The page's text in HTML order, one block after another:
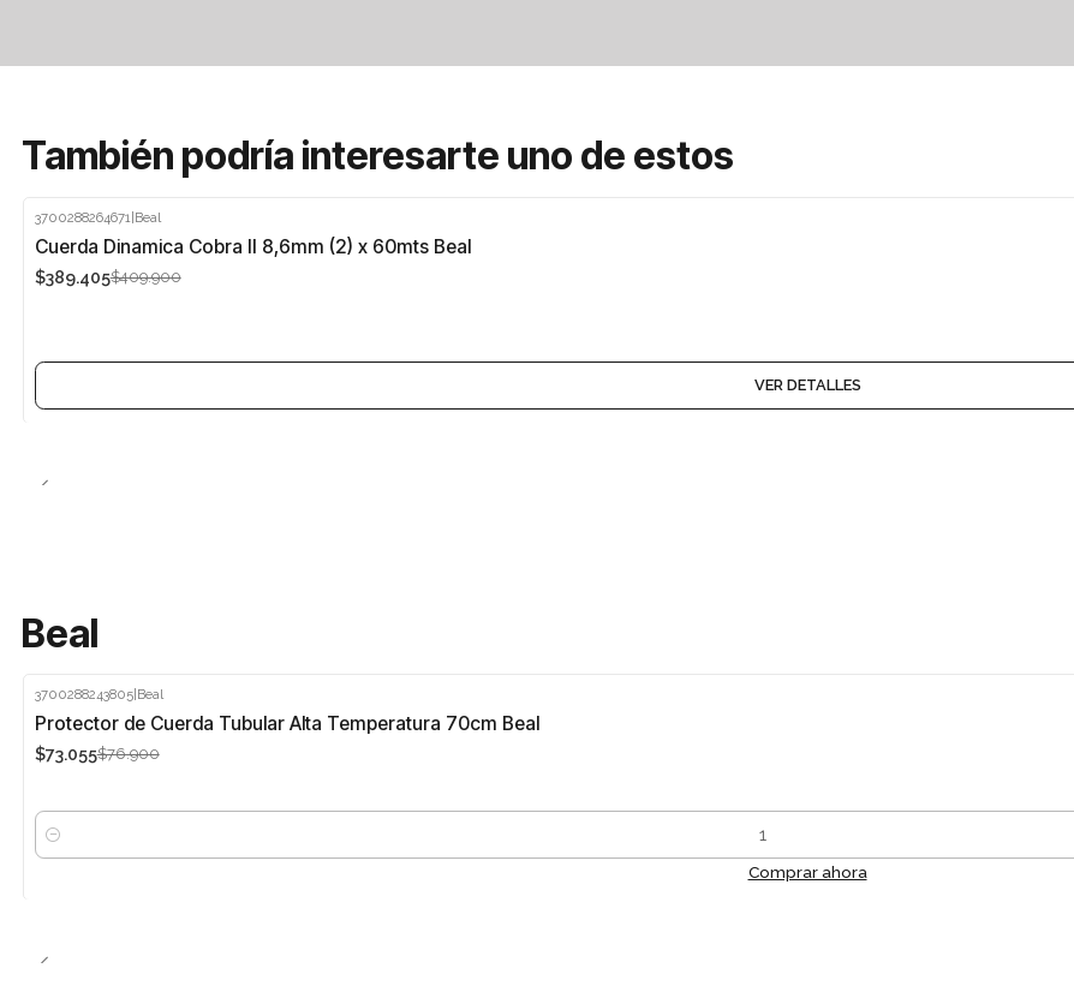
También podría interesarte uno de estos
-5%
Agotado
3700288264671 |Beal
Cuerda Dinamica Cobra II 8,6mm (2) x 60mts Beal
$389.405$409.900
VER DETALLES
Beal
-5%
3700288243805| Beal
Protector de Cuerda Tubular Alta Temperatura 70cm Beal
$73.055$76.900
Cantidad
Comprar ahora